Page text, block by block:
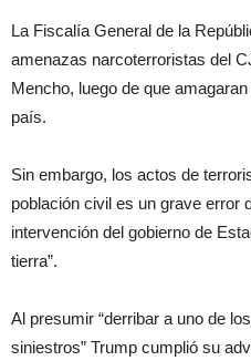
La Fiscalía General de la
amenazas narcoterroristas del
Mencho, luego de que
país.
Sin embargo, los actos de
población civil es un grave error
intervención del gobierno de
tierra”.
Al presumir “derribar a uno de
siniestros” Trump cumplió su